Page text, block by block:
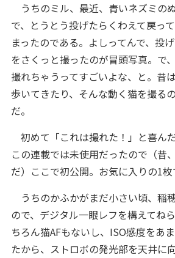
うちのミル、最近、青いネズミの
で、とうとう投げたらくわえて戻っ
まったのである。よしってんで、投
をさくっと撮ったのが冒頭写真。で
撮れちゃうってすごいよな、と。昔
歩いてきたり、そんな動く猫を撮る
だ。
初めて「これは撮れた！」と喜ん
この連載では未使用だったので（昔
だ）ここで初公開。お気に入りの1枚
うちのかふかがまだ小さい頃、稲
ので、デジタル一眼レフを構えてね
ちろん猫AFもないし、ISO感度をあ
たから、ストロボの発光部を天井に